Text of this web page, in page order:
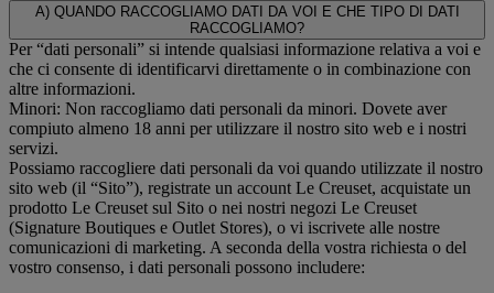
A) QUANDO RACCOGLIAMO DATI DA VOI E CHE TIPO DI DATI
RACCOGLIAMO?
Per “dati personali” si intende qualsiasi informazione relativa a voi e
che ci consente di identificarvi direttamente o in combinazione con
altre informazioni.
Minori: Non raccogliamo dati personali da minori. Dovete aver
compiuto almeno 18 anni per utilizzare il nostro sito web e i nostri
servizi.
Possiamo raccogliere dati personali da voi quando utilizzate il nostro
sito web (il “Sito”), registrate un account Le Creuset, acquistate un
prodotto Le Creuset sul Sito o nei nostri negozi Le Creuset
(Signature Boutiques e Outlet Stores), o vi iscrivete alle nostre
comunicazioni di marketing. A seconda della vostra richiesta o del
vostro consenso, i dati personali possono includere: